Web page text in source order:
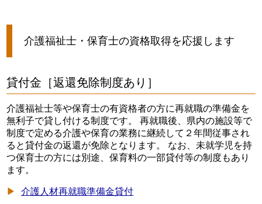
介護福祉士・保育士の資格取得を応援します
貸付金［返還免除制度あり］
介護福祉士等や保育士の有資格者の方に再就職の準備金を
無利子で貸し付ける制度です。 再就職後、県内の施設等で
制度で定める介護や保育の業務に継続して２年間従事され
ると貸付金の返還が免除となります。 なお、未就学児を持
つ保育士の方には別途、保育料の一部貸付等の制度もあり
ます。
介護人材再就職準備金貸付